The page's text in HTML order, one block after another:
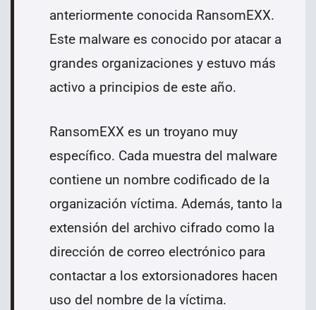
anteriormente conocida RansomEXX.
Este malware es conocido por atacar a
grandes organizaciones y estuvo más
activo a principios de este año.
RansomEXX es un troyano muy
específico. Cada muestra del malware
contiene un nombre codificado de la
organización víctima. Además, tanto la
extensión del archivo cifrado como la
dirección de correo electrónico para
contactar a los extorsionadores hacen
uso del nombre de la víctima.